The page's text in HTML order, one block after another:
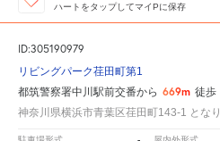
ハートをタップしてマイPに保存
ID:305190979
リビングパーク荏田町第1
都筑警察署中川駅前交番から 669m 徒歩
神奈川県横浜市青葉区荏田町143-1 となり